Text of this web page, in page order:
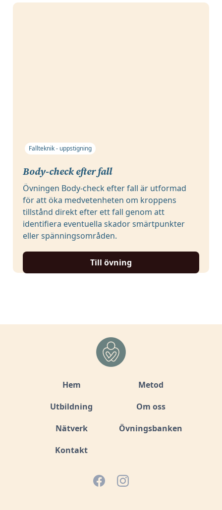
Fallteknik - uppstigning
Body-check efter fall
Övningen Body-check efter fall är utformad
för att öka medvetenheten om kroppens
tillstånd direkt efter ett fall genom att
identifiera eventuella skador smärtpunkter
eller spänningsområden.
Till övning
Hem
Metod
Utbildning
Om oss
Nätverk
Övningsbanken
Kontakt